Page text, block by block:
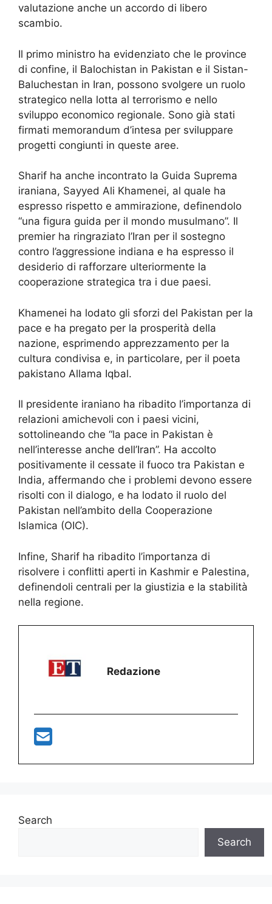
valutazione anche un accordo di libero
scambio.
Il primo ministro ha evidenziato che le province
di confine, il Balochistan in Pakistan e il Sistan-
Baluchestan in Iran, possono svolgere un ruolo
strategico nella lotta al terrorismo e nello
sviluppo economico regionale. Sono già stati
firmati memorandum d’intesa per sviluppare
progetti congiunti in queste aree.
Sharif ha anche incontrato la Guida Suprema
iraniana, Sayyed Ali Khamenei, al quale ha
espresso rispetto e ammirazione, definendolo
“una figura guida per il mondo musulmano”. Il
premier ha ringraziato l’Iran per il sostegno
contro l’aggressione indiana e ha espresso il
desiderio di rafforzare ulteriormente la
cooperazione strategica tra i due paesi.
Khamenei ha lodato gli sforzi del Pakistan per la
pace e ha pregato per la prosperità della
nazione, esprimendo apprezzamento per la
cultura condivisa e, in particolare, per il poeta
pakistano Allama Iqbal.
Il presidente iraniano ha ribadito l’importanza di
relazioni amichevoli con i paesi vicini,
sottolineando che “la pace in Pakistan è
nell’interesse anche dell’Iran”. Ha accolto
positivamente il cessate il fuoco tra Pakistan e
India, affermando che i problemi devono essere
risolti con il dialogo, e ha lodato il ruolo del
Pakistan nell’ambito della Cooperazione
Islamica (OIC).
Infine, Sharif ha ribadito l’importanza di
risolvere i conflitti aperti in Kashmir e Palestina,
definendoli centrali per la giustizia e la stabilità
nella regione.
Redazione
Search
Search